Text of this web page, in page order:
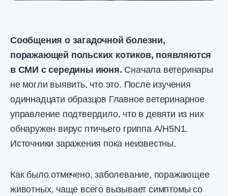
Сообщения о загадочной болезни,
поражающей польских котиков, появляются
в СМИ с середины июня. Сначала ветеринары
не могли выявить, что это. После изучения
одиннадцати образцов Главное ветеринарное
управление подтвердило, что в девяти из них
обнаружен вирус птичьего гриппа A/H5N1.
Источники заражения пока неизвестны.
Как было отмечено, заболевание, поражающее
животных, чаще всего вызывает симптомы со